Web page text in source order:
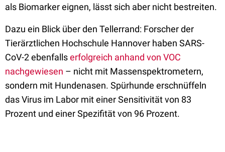
als Biomarker eignen, lässt sich aber nicht bestreiten.
Dazu ein Blick über den Tellerrand: Forscher der
Tierärztlichen Hochschule Hannover haben SARS-
CoV-2 ebenfallserfolgreich anhand von VOC
nachgewiesen – nicht mit Massenspektrometern,
sondern mit Hundenasen. Spürhunde erschnüffeln
das Virus im Labor mit einer Sensitivität von 83
Prozent und einer Spezifität von 96 Prozent.